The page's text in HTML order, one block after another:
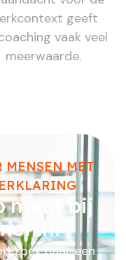
geeft
vaak veel
meerwaarde.
MENSEN MET
maat bij
zoek naar een